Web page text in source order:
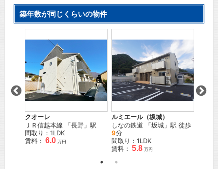
築年数が同じくらいの物件
クオーレ
ＪＲ信越本線 「長野 」駅
間取り：1LDK
賃料： 6.0 万円
ルミエール（坂城）
しなの鉄道 「坂城 」駅 徒歩
9分
間取り：1LDK
賃料： 5.8 万円